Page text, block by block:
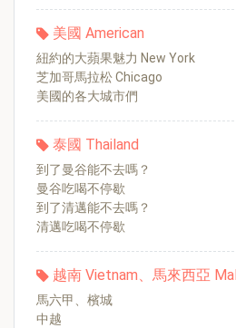
美國 American
紐約的大蘋果魅力 New York
芝加哥馬拉松 Chicago
美國的各大城市們
泰國 Thailand
到了曼谷能不去嗎？
曼谷吃喝不停歇
到了清邁能不去嗎？
清邁吃喝不停歇
越南 Vietnam、馬來西亞
馬六甲、檳城
中越